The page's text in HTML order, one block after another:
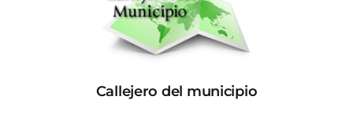
Callejero del municipio